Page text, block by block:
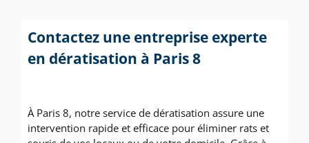
Contactez une entreprise experte
en dératisation à Paris 8
À Paris 8, notre service de dératisation assure une
intervention rapide et efficace pour éliminer rats et